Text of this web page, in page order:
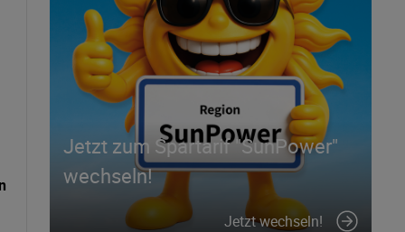
Jetzt zum Spartarif "SunPower"
wechseln!
Jetzt wechseln!